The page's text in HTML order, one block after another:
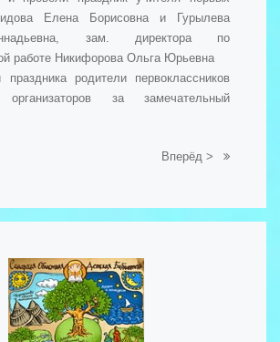
Елена Борисовна и Гурылева
зам. директора по
работе Никифорова Ольга Юрьевна
праздника родители первоклассников
организаторов за замечательный
Вперёд >